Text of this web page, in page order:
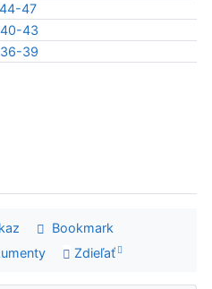
47
43
39
Bookmark
Zdieľať